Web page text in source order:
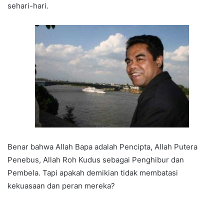
sehari-hari.
Benar bahwa Allah Bapa adalah Pencipta, Allah Putera
Penebus, Allah Roh Kudus sebagai Penghibur dan
Pembela. Tapi apakah demikian tidak membatasi
kekuasaan dan peran mereka?